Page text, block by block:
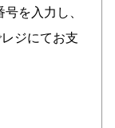
を入力し、
ジにてお支